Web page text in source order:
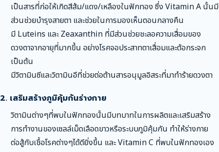
เป็นสารที่ก่อให้เกิดสีส้ม/แดง/เหลืองในฟักทอง ซึ่ง Vitamin A นั้นมี
ส่วนช่วยบำรุงสายตา และช่วยในการมองเห็นตอนกลางคืน
มี Luteins และ Zeaxanthin ที่มีส่วนช่วยชะลอความเสื่อมของ
ดวงตาจากอายุที่มากขึ้น อย่างโรคจอประสาทตาเสื่อมและต้อกระจก
เป็นต้น
มีวิตามินซีและวิตามินอีที่ช่วยต่อต้านสารอนุมูลอิสระที่มาทำร้ายดวงตา
2. เสริมสร้างภูมิคุ้มกันร่างกาย
วิตามินต่างๆที่พบในฟักทองนั้นมีบทบาทในการผลิตและเสริมสร้าง
การทำงานของเซลล์เม็ดเลือดขาวหรือระบบภูมิคุ้มกัน ทำให้ร่างกาย
ต่อสู้กับเชื้อโรคต่างๆได้ดียิ่งขึ้น และ Vitamin C ที่พบในฟักทองเอง